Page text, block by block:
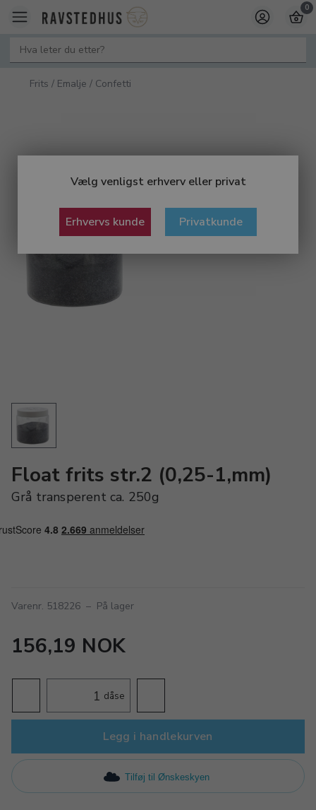
Vælg venligst erhverv eller privat
Erhvervs kunde Privatkunde
0
Frits / Emalje / Confetti
Float frits str.2 (0,25-1,mm)
Grå transperent ca. 250g
Varenr. 518226 – På lager
156,19 NOK
dåse
Legg i handlekurven
Tilføj til Ønskeskyen